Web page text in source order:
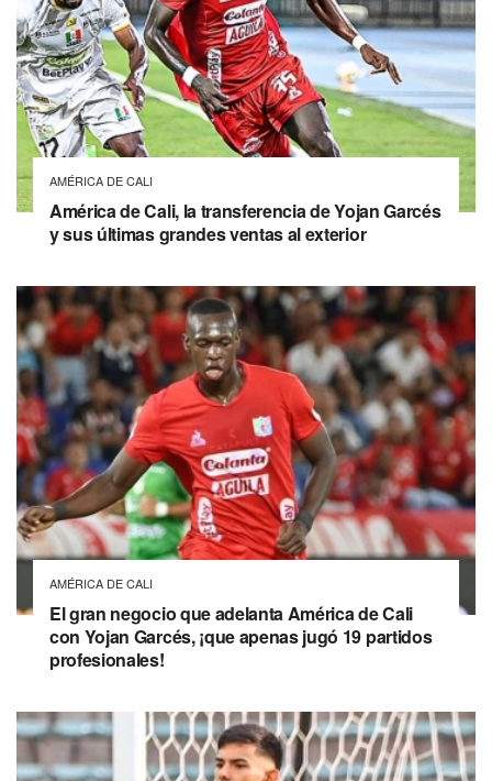
AMÉRICA DE CALI
América de Cali, la transferencia de Yojan Garcés
y sus últimas grandes ventas al exterior
AMÉRICA DE CALI
El gran negocio que adelanta América de Cali
con Yojan Garcés, ¡que apenas jugó 19 partidos
profesionales!